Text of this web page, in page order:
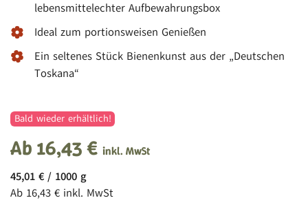
lebensmittelechter Aufbewahrungsbox
Ideal zum portionsweisen Genießen
Ein seltenes Stück Bienenkunst aus der „Deutschen
Toskana“
Bald wieder erhältlich!
Ab 16,43€ inkl. MwSt
45,01 € / 1000 g
Ab 16,43 € inkl. MwSt